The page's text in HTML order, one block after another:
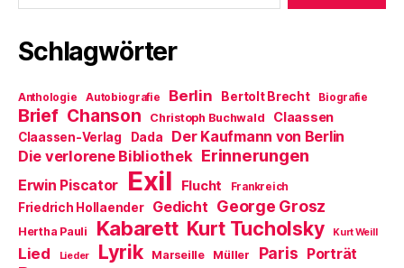
Schlagwörter
Anthologie Autobiografie Berlin Bertolt Brecht Biografie
Brief Chanson Christoph Buchwald Claassen
Claassen-Verlag Dada Der Kaufmann von Berlin
Die verlorene Bibliothek Erinnerungen
Erwin Piscator Exil Flucht Frankreich
Friedrich Hollaender Gedicht George Grosz
Hertha Pauli Kabarett Kurt Tucholsky Kurt Weill
Lied Lieder Lyrik Marseille Müller Paris Porträt